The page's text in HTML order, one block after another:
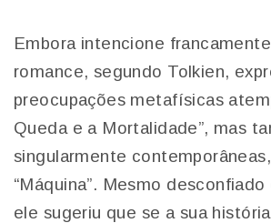
Embora intencione
romance, segundo Tolkien,
preocupações metafísicas
Queda e a Mortalidade”, mas
singularmente
“Máquina”. Mesmo
ele sugeriu que se a sua